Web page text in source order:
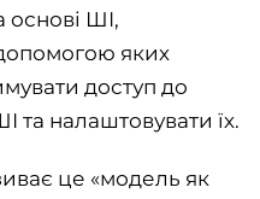
основі ШІ,
яких
доступ до
та налаштовувати їх.
це «модель як